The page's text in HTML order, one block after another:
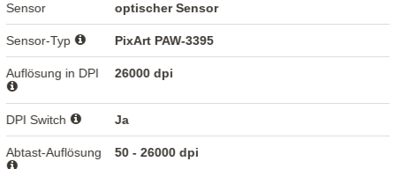
Sensor optischer Sensor
Sensor-Typ PixArt PAW-3395
Auflösung in DPI 26000 dpi
DPI Switch Ja
Abtast-Auflösung 50 - 26000 dpi